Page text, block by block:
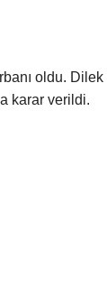
oldu.
karar verildi.